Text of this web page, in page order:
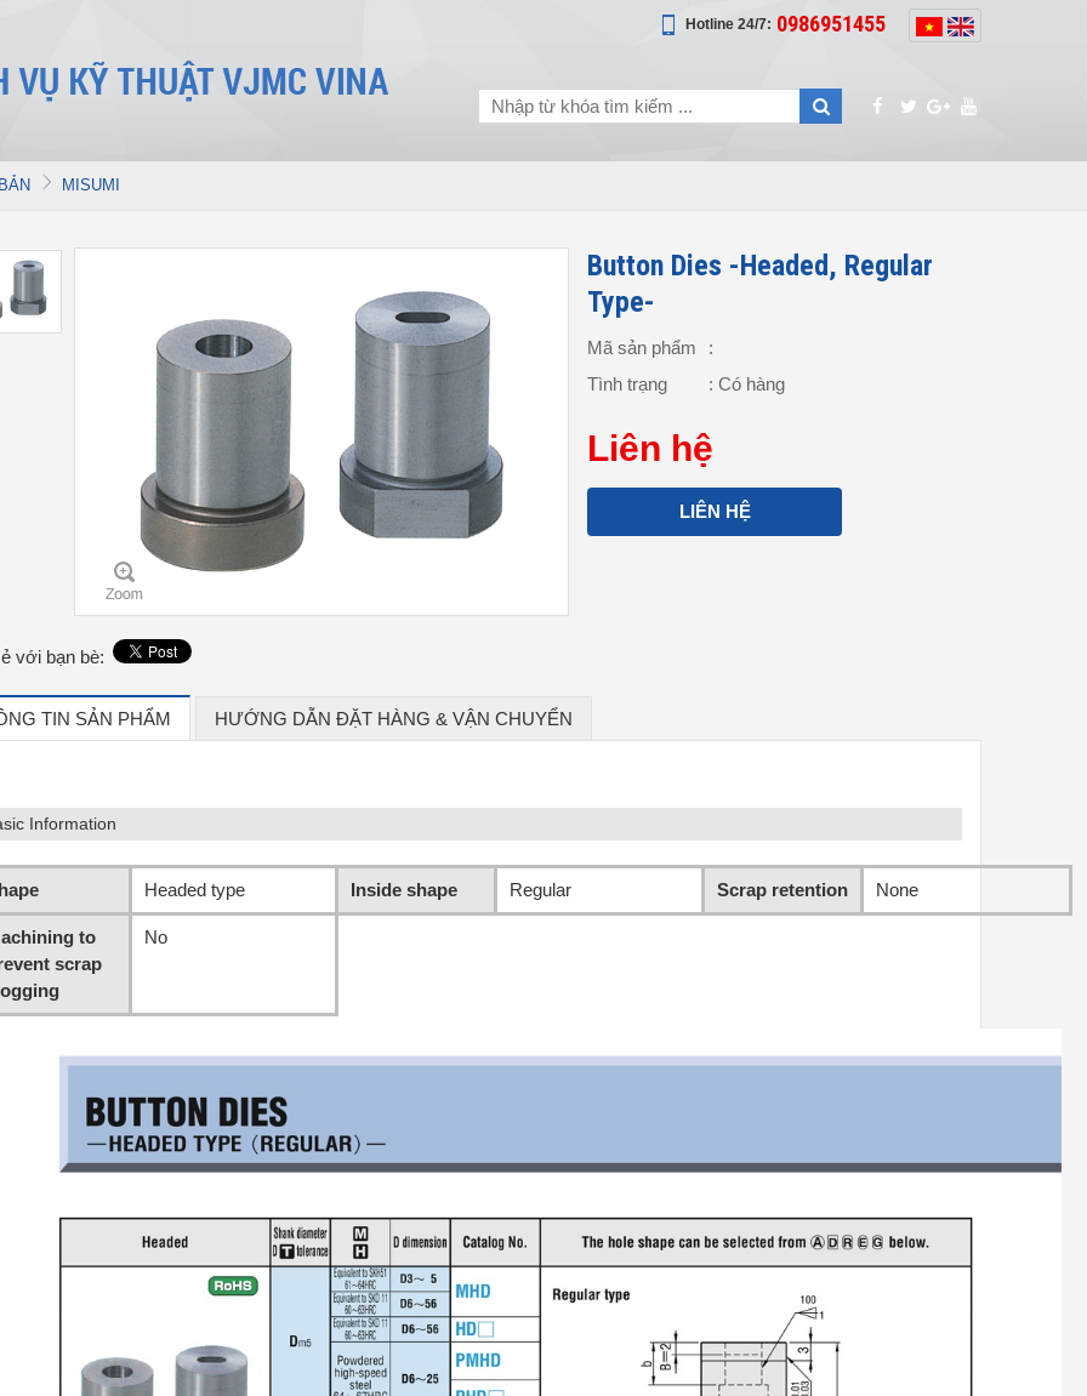
Hotline 24/7: 0986951455
MISUMI
Button Dies -Headed, Regular
Type-
Mã sản phẩm
:
Tình trạng
: Có hàng
Liên hệ
LIÊN HỆ
với bạn bè:
TIN SẢN PHẨM HƯỚNG DẪN ĐẶT HÀNG & VẬN CHUYỂN
Information
Headed type Inside shape Regular Scrap retention None
to
scrap
No